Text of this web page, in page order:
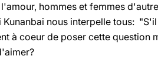
hommes et femmes
Kunanbai nous interpelle tous:
à coeur de poser cette